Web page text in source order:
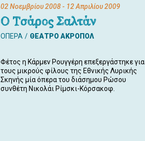
02 Νοεμβρίου 2008- 12 Απριλίου 2009
Ο Τσάρος Σαλτάν
ΟΠΕΡΑ ΘΕΑΤΡΟ ΑΚΡΟΠΟΛ
Φέτος η Κάρμεν Ρουγγέρη επεξεργάστηκε για
τους μικρούς φίλους της Εθνικής Λυρικής
Σκηνής μία όπερα του διάσημου Ρώσου
συνθέτη Νικολάι Ρίμσκι-Κόρσακοφ.